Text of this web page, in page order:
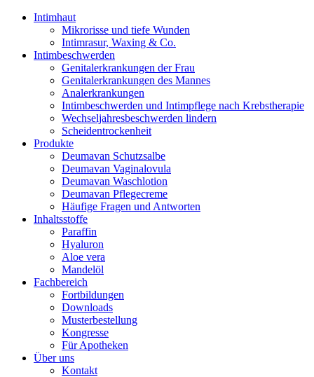
Intimhaut
Mikrorisse und tiefe Wunden
Intimrasur, Waxing & Co.
Intimbeschwerden
Genitalerkrankungen der Frau
Genitalerkrankungen des Mannes
Analerkrankungen
Intimbeschwerden und Intimpflege nach Krebstherapie
Wechseljahresbeschwerden lindern
Scheidentrockenheit
Produkte
Deumavan Schutzsalbe
Deumavan Vaginalovula
Deumavan Waschlotion
Deumavan Pflegecreme
Häufige Fragen und Antworten
Inhaltsstoffe
Paraffin
Hyaluron
Aloe vera
Mandelöl
Fachbereich
Fortbildungen
Downloads
Musterbestellung
Kongresse
Für Apotheken
Über uns
Kontakt